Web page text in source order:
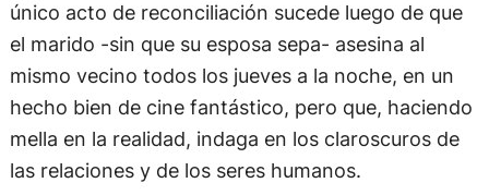
único acto de reconciliación sucede luego de que
el marido -sin que su esposa sepa- asesina al
mismo vecino todos los jueves a la noche, en un
hecho bien de cine fantástico, pero que, haciendo
mella en la realidad, indaga en los claroscuros de
las relaciones y de los seres humanos.